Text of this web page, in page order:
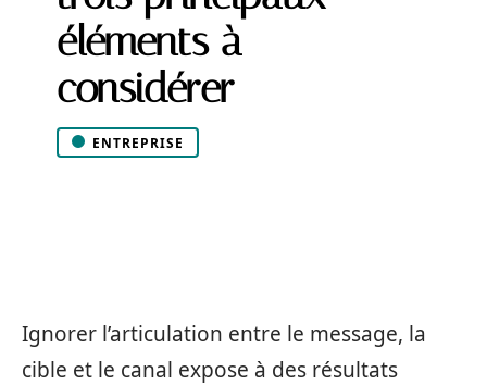
éléments à
considérer
ENTREPRISE
Ignorer l’articulation entre le message, la
cible et le canal expose à des résultats